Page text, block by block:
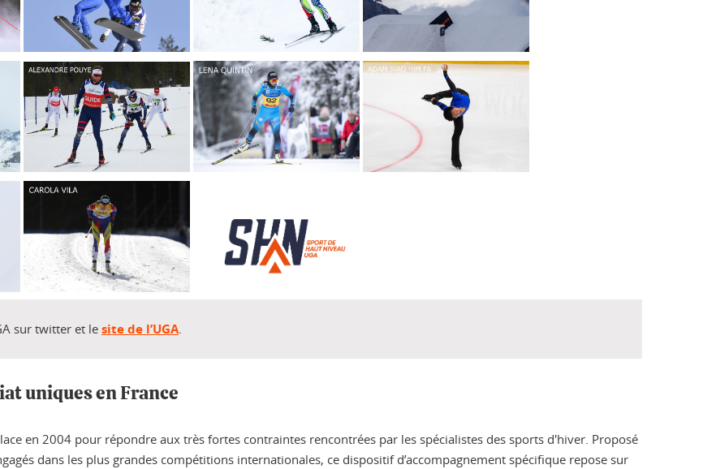
sur twitter et le site de l’UGA
uniques en France
en 2004 pour répondre aux très fortes contraintes rencontrées par les spécialistes des sports d'hiver. Proposé
dans les plus grandes compétitions internationales, ce dispositif d’accompagnement spécifique repose sur